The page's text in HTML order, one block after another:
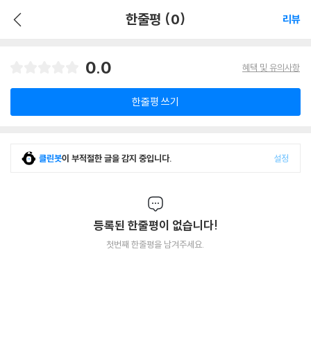
한줄평 (0) 리뷰
0.0 혜택 및 유의사항
한줄평 쓰기
클린봇이 부적절한 글을 감지 중입니다. 설정
등록된 한줄평이 없습니다!
첫번째 한줄평을 남겨주세요.